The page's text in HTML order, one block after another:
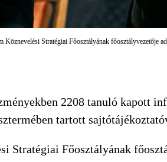
Stratégiai Főosztályának főosztályvezetője
2208 tanuló kapott
tartott
Stratégiai Főosztályának